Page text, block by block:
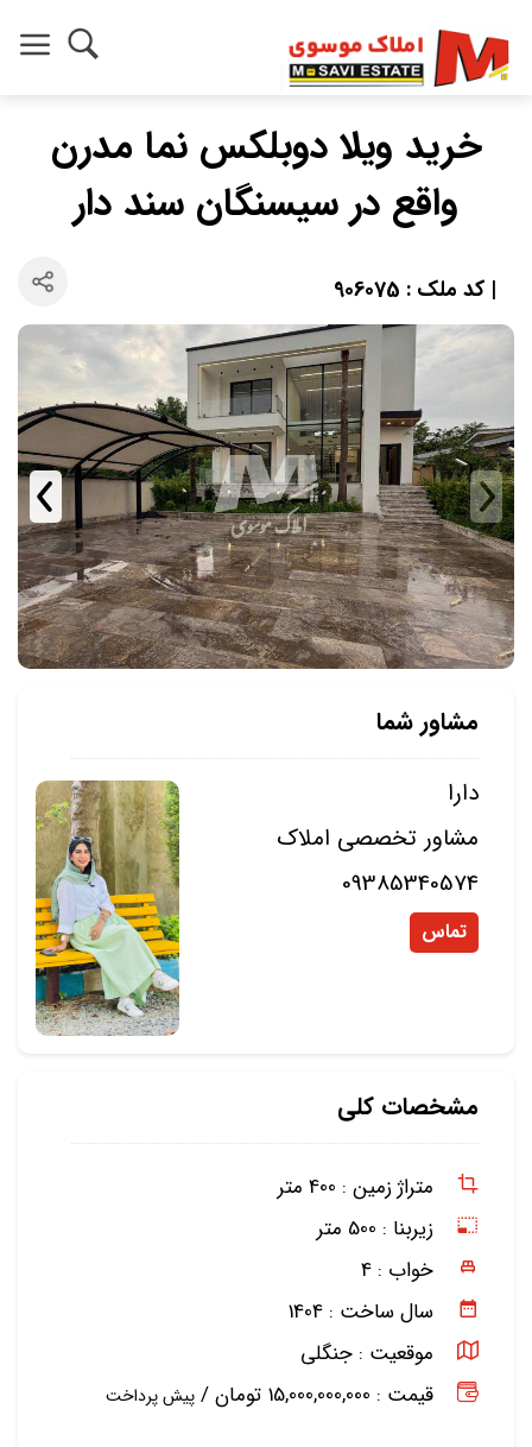
خرید ویلا دوبلکس نما مدرن
واقع در سیسنگان سند دار
| کد ملک : 906075
مشاور شما
دارا
مشاور تخصصی املاک
09385340574
تماس
مشخصات کلی
متراژ زمین : 400 متر
زیربنا : 500 متر
خواب : 4
سال ساخت : 1404
موقعیت : جنگلی
قیمت : 15,000,000,000 تومان /
پیش پرداخت